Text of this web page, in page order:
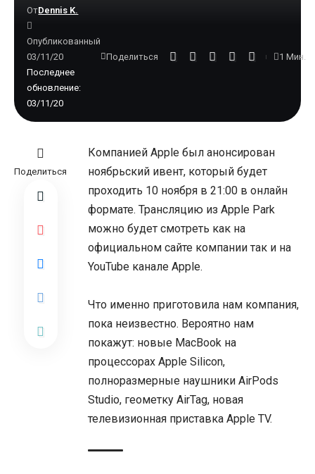
Последнее
обновление:
03/11/20
ОтDennis K.
Опубликованный
03/11/20
Поделиться 1 Мин.
Поделиться
Компанией Apple был анонсирован
ноябрьский ивент, который будет
проходить 10 ноября в 21:00 в онлайн
формате. Трансляцию из Apple Park
можно будет смотреть как на
официальном сайте компании так и на
YouTube канале Apple.
Что именно приготовила нам компания,
пока неизвестно. Вероятно нам
покажут: новые MacBook на
процессорах Apple Silicon,
полноразмерные наушники AirPods
Studio, геометку AirTag, новая
телевизионная приставка Apple TV.